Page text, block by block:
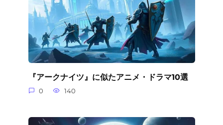
『アークナイツ』に似たアニメ・ドラマ10選
0 140